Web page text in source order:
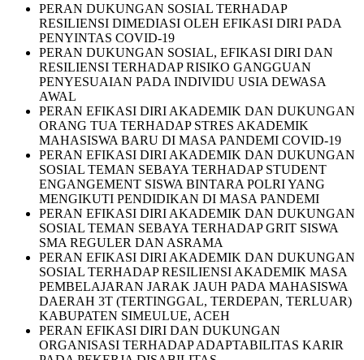
PERAN DUKUNGAN SOSIAL TERHADAP
RESILIENSI DIMEDIASI OLEH EFIKASI DIRI PADA
PENYINTAS COVID-19
PERAN DUKUNGAN SOSIAL, EFIKASI DIRI DAN
RESILIENSI TERHADAP RISIKO GANGGUAN
PENYESUAIAN PADA INDIVIDU USIA DEWASA
AWAL
PERAN EFIKASI DIRI AKADEMIK DAN DUKUNGAN
ORANG TUA TERHADAP STRES AKADEMIK
MAHASISWA BARU DI MASA PANDEMI COVID-19
PERAN EFIKASI DIRI AKADEMIK DAN DUKUNGAN
SOSIAL TEMAN SEBAYA TERHADAP STUDENT
ENGANGEMENT SISWA BINTARA POLRI YANG
MENGIKUTI PENDIDIKAN DI MASA PANDEMI
PERAN EFIKASI DIRI AKADEMIK DAN DUKUNGAN
SOSIAL TEMAN SEBAYA TERHADAP GRIT SISWA
SMA REGULER DAN ASRAMA
PERAN EFIKASI DIRI AKADEMIK DAN DUKUNGAN
SOSIAL TERHADAP RESILIENSI AKADEMIK MASA
PEMBELAJARAN JARAK JAUH PADA MAHASISWA
DAERAH 3T (TERTINGGAL, TERDEPAN, TERLUAR)
KABUPATEN SIMEULUE, ACEH
PERAN EFIKASI DIRI DAN DUKUNGAN
ORGANISASI TERHADAP ADAPTABILITAS KARIR